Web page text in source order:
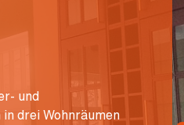
und
drei Wohnräumen